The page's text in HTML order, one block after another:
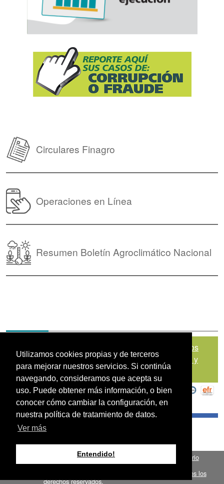
Utilizamos cookies propias y de terceros
para mejorar nuestros servicios. Si continúa
navegando, consideramos que acepta su
uso. Puede obtener más información, o bien
conocer cómo cambiar la configuración, en
nuestra política de tratamiento de datos.
Ver más
Entendido!
Circulares Finagro
Operaciones en Línea
Resumen Boletín Agroclimático Nacional
Política de Tratamiento de Datos
Personales|Políticas de Seguridad, Términos y
Condiciones de Uso
Fondo para el Financiamiento del Sector Agropecuario
FINAGRO.
todos los
derechos reservados.